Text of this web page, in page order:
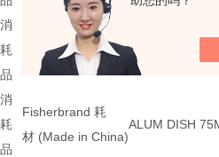
消
耗
品
Fisherbrand 耗
材 (Made in China)
DISH
消
耗
品
Fisherbrand 耗
材 (Made in China)
ALUM DISH